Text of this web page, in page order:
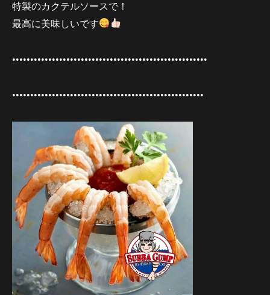
特製のカクテルソースで！
最高に美味しいです
••••••••••••••••••••••••••••••••••••••••••••••••••••••
•••••••••••••••••••••••••••••••••••••••••••••••••••••